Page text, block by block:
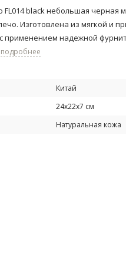
FL014 black небольшая черная
Изготовлена из мягкой и
применением надежной
подробнее
Китай
24х22х7 см
Натуральная кожа